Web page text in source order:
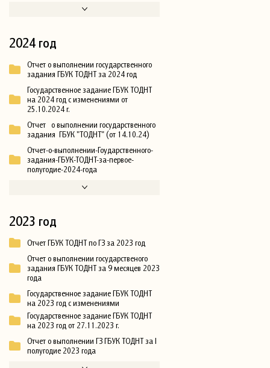
2024 год
Отчет о выполнении государственного
задания ГБУК ТОДНТ за 2024 год
Государственное задание ГБУК ТОДНТ
на 2024 год с изменениями от
25.10.2024 г.
Отчет о выполнении государственного
задания ГБУК "ТОДНТ" (от 14.10.24)
Отчет-о-выполнении-Гоударственного-
задания-ГБУК-ТОДНТ-за-первое-
полугодие-2024-года
2023 год
Отчет ГБУК ТОДНТ по ГЗ за 2023 год
Отчет о выполнении государственого
задания ГБУК ТОДНТ за 9 месяцев 2023
года
Государственное задание ГБУК ТОДНТ
на 2023 год с изменениями
Государственное задание ГБУК ТОДНТ
на 2023 год от 27.11.2023 г.
Отчет о выполнении ГЗ ГБУК ТОДНТ за I
полугодие 2023 года